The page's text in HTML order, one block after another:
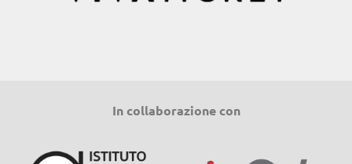
In collaborazione con